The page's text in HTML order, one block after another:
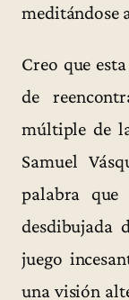
meditándose
Creo que
de
múltiple de
Samuel
palabra que
desdibujada
juego
una visión